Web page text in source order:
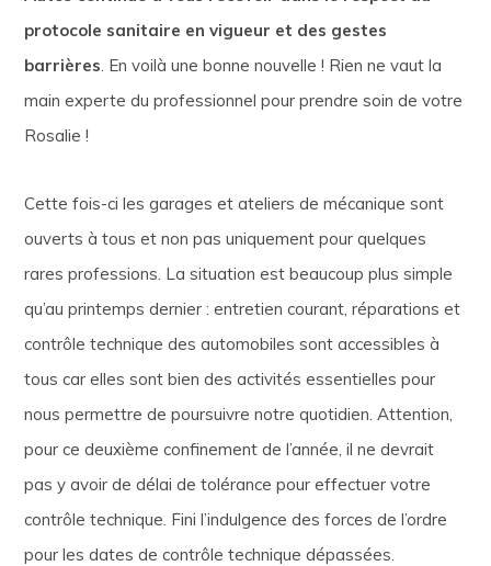
protocole sanitaire en vigueur et des gestes
barrières . En voilà une bonne nouvelle ! Rien ne vaut la
main experte du professionnel pour prendre soin de votre
Rosalie !
Cette fois-ci les garages et ateliers de mécanique sont
ouverts à tous et non pas uniquement pour quelques
rares professions. La situation est beaucoup plus simple
qu’au printemps dernier : entretien courant, réparations et
contrôle technique des automobiles sont accessibles à
tous car elles sont bien des activités essentielles pour
nous permettre de poursuivre notre quotidien. Attention,
pour ce deuxième confinement de l’année, il ne devrait
pas y avoir de délai de tolérance pour effectuer votre
contrôle technique. Fini l’indulgence des forces de l’ordre
pour les dates de contrôle technique dépassées.